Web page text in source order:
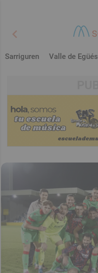
chevron_left
Sarriguren Valle de Egüés